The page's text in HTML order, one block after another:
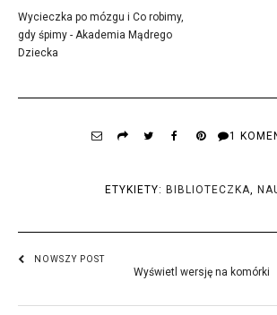
Wycieczka po mózgu i Co robimy,
gdy śpimy - Akademia Mądrego
Dziecka
1
ETYKIETY: BIBLIOTECZKA,
NOWSZY POST
Wyświetl wersję na komórki